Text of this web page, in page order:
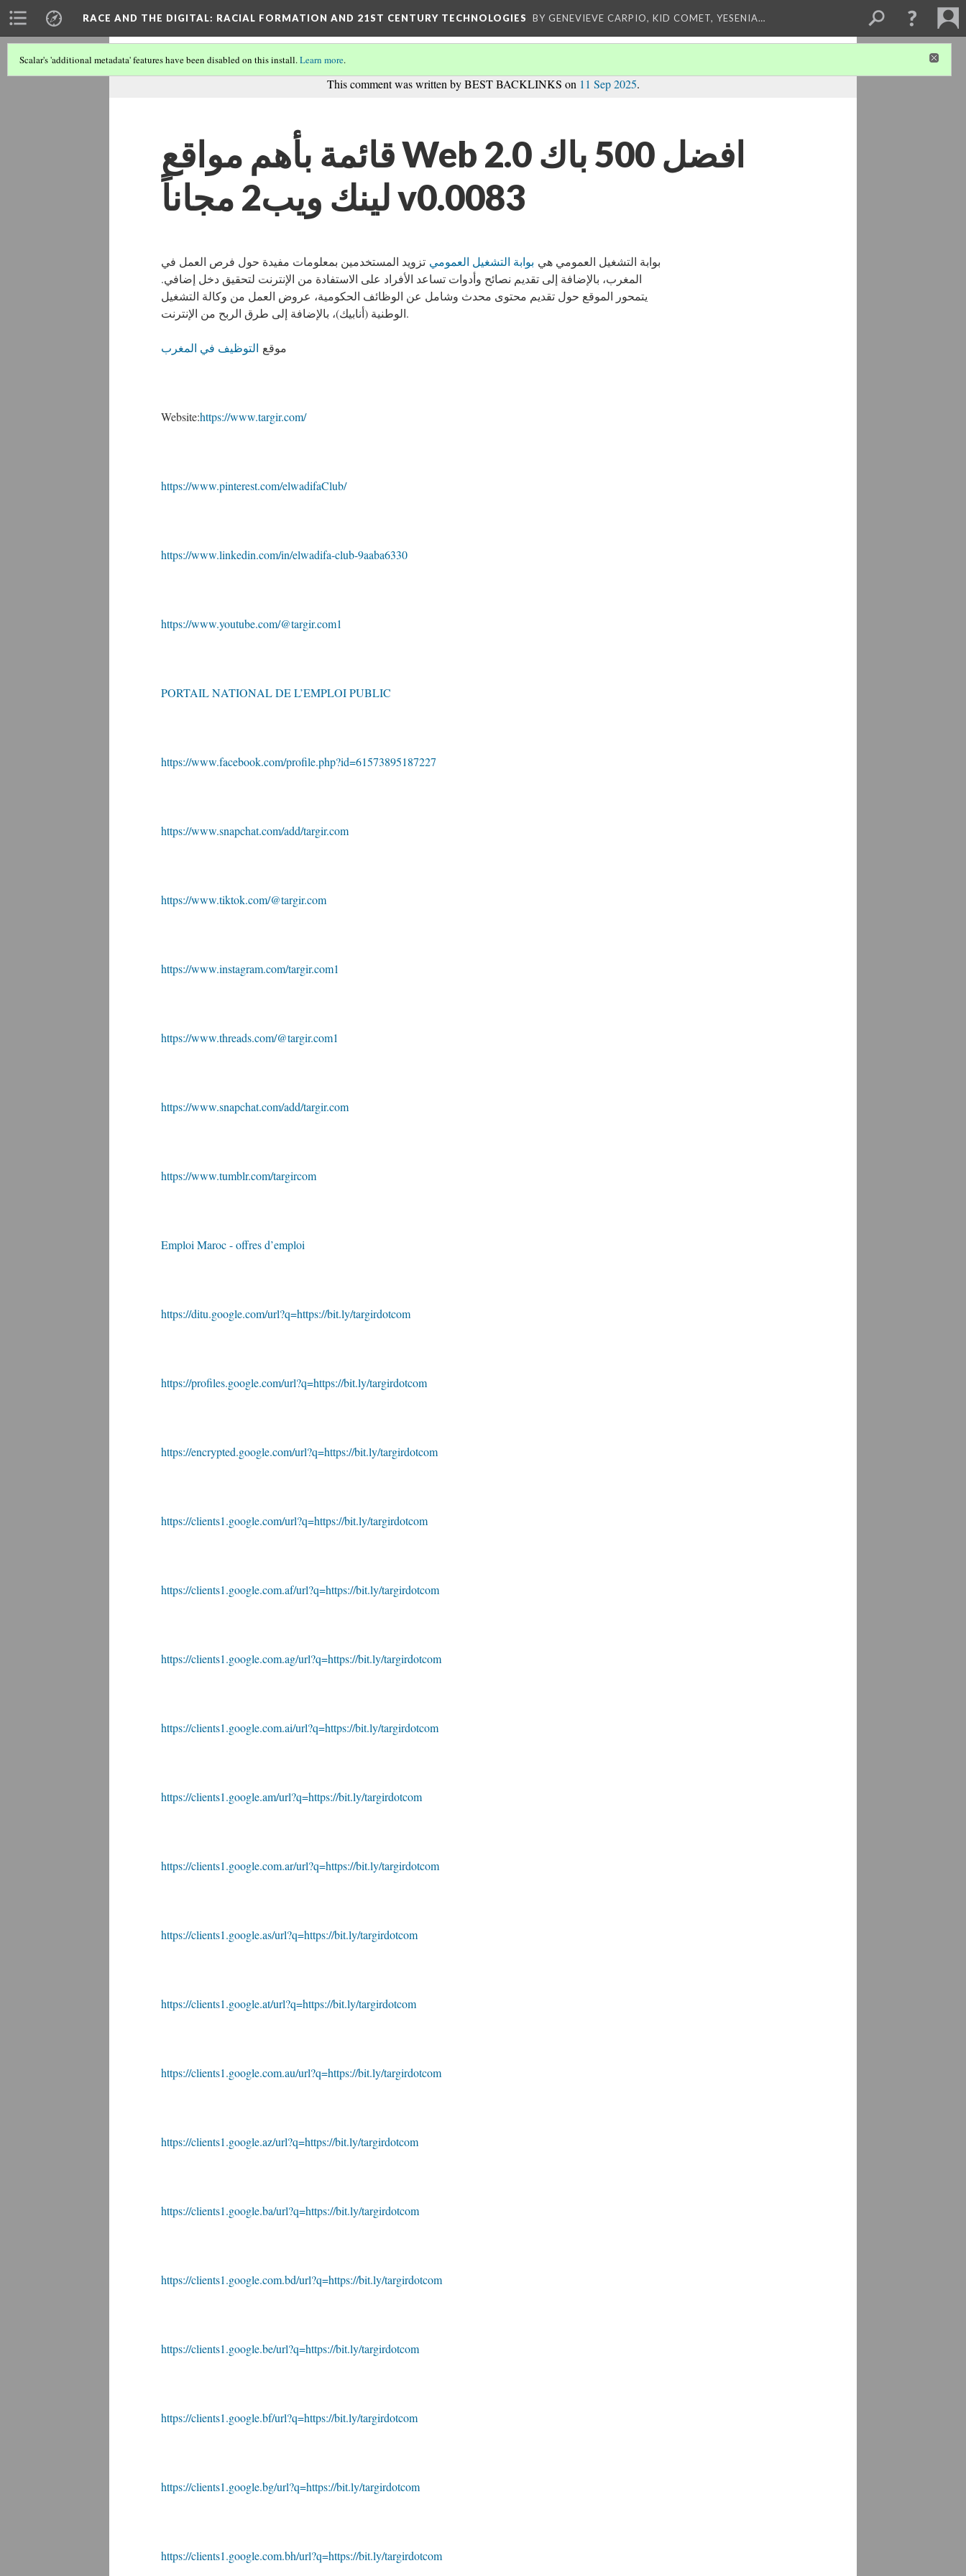
RACE AND THE DIGITAL: RACIAL FORMATION AND 21ST CENTURY TECHNOLOGIES BY GENEVIEVE CARPIO, KID COMET, YESENIA…
This comment was written by BEST BACKLINKS on 11 Sep 2025.
Scalar's 'additional metadata' features have been disabled on this install.Learn more.
قائمة بأهم مواقع Web 2.0 افضل 500 باك
لينك ويب2 مجاناً v0.0083
بوابة التشغيل العمومي هي بوابة التشغيل العمومي تزويد المستخدمين بمعلومات مفيدة حول فرص العمل في
المغرب، بالإضافة إلى تقديم نصائح وأدوات تساعد الأفراد على الاستفادة من الإنترنت لتحقيق دخل إضافي.
يتمحور الموقع حول تقديم محتوى محدث وشامل عن الوظائف الحكومية، عروض العمل من وكالة التشغيل
الوطنية (أنابيك)، بالإضافة إلى طرق الربح من الإنترنت.
موقع التوظيف في المغرب
Website:https://www.targir.com/
https://www.pinterest.com/elwadifaClub/
https://www.linkedin.com/in/elwadifa-club-9aaba6330
https://www.youtube.com/@targir.com1
PORTAIL NATIONAL DE L’EMPLOI PUBLIC
https://www.facebook.com/profile.php?id=61573895187227
https://www.snapchat.com/add/targir.com
https://www.tiktok.com/@targir.com
https://www.instagram.com/targir.com1
https://www.threads.com/@targir.com1
https://www.snapchat.com/add/targir.com
https://www.tumblr.com/targircom
Emploi Maroc - offres d’emploi
https://ditu.google.com/url?q=https://bit.ly/targirdotcom
https://profiles.google.com/url?q=https://bit.ly/targirdotcom
https://encrypted.google.com/url?q=https://bit.ly/targirdotcom
https://clients1.google.com/url?q=https://bit.ly/targirdotcom
https://clients1.google.com.af/url?q=https://bit.ly/targirdotcom
https://clients1.google.com.ag/url?q=https://bit.ly/targirdotcom
https://clients1.google.com.ai/url?q=https://bit.ly/targirdotcom
https://clients1.google.am/url?q=https://bit.ly/targirdotcom
https://clients1.google.com.ar/url?q=https://bit.ly/targirdotcom
https://clients1.google.as/url?q=https://bit.ly/targirdotcom
https://clients1.google.at/url?q=https://bit.ly/targirdotcom
https://clients1.google.com.au/url?q=https://bit.ly/targirdotcom
https://clients1.google.az/url?q=https://bit.ly/targirdotcom
https://clients1.google.ba/url?q=https://bit.ly/targirdotcom
https://clients1.google.com.bd/url?q=https://bit.ly/targirdotcom
https://clients1.google.be/url?q=https://bit.ly/targirdotcom
https://clients1.google.bf/url?q=https://bit.ly/targirdotcom
https://clients1.google.bg/url?q=https://bit.ly/targirdotcom
https://clients1.google.com.bh/url?q=https://bit.ly/targirdotcom